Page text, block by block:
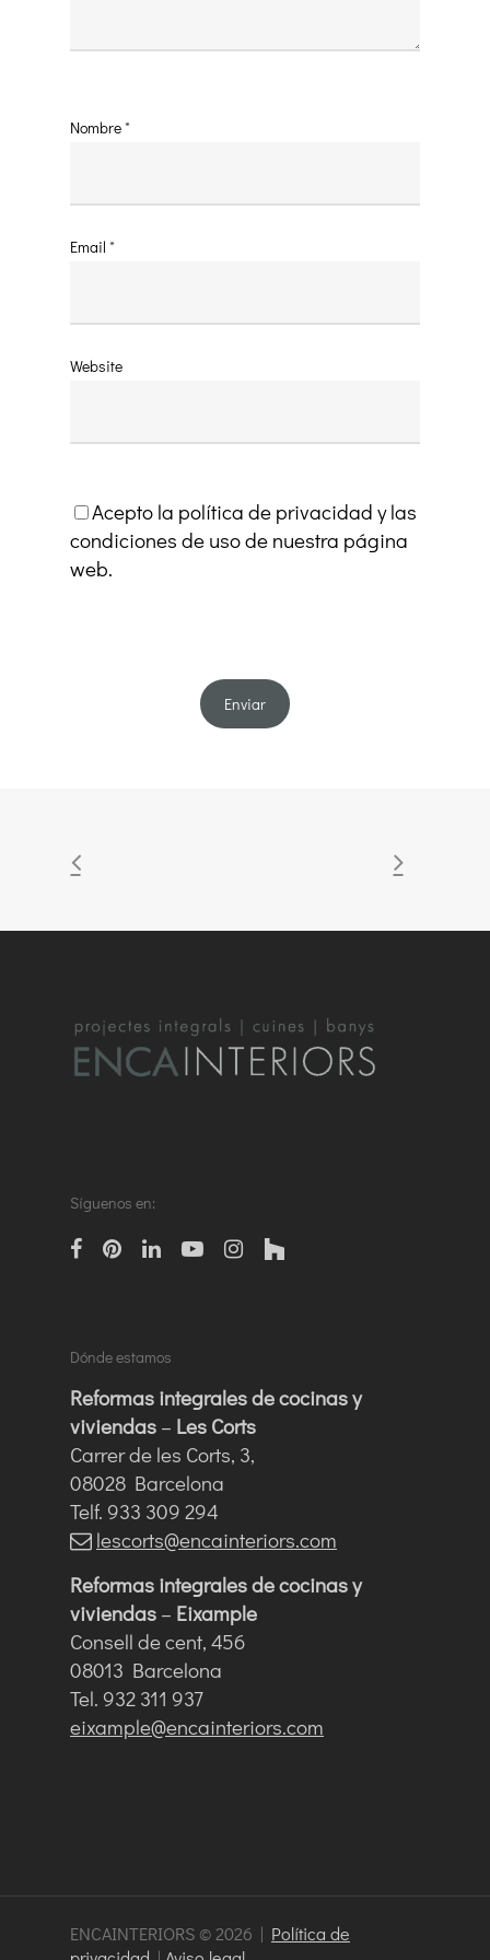
Nombre*
Email *
Website
Acepto la política de privacidad y las
condiciones de uso de nuestra página
web.
Síguenos en:
facebook
pinterestlinkedinYoutubeinstagram
houzz
Dónde estamos
Reformas integrales de cocinas y
viviendas – Les Corts
Carrer de les Corts, 3,
08028 Barcelona
Telf. 933 309 294
lescorts@encainteriors.com
Reformas integrales de cocinas y
viviendas – Eixample
Consell de cent, 456
08013 Barcelona
Tel. 932 311 937
eixample@encainteriors.com
ENCAINTERIORS © 2026 | Política de